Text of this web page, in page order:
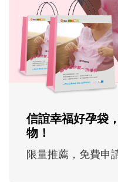
信誼幸福好孕袋
物！
限量推薦，免費申